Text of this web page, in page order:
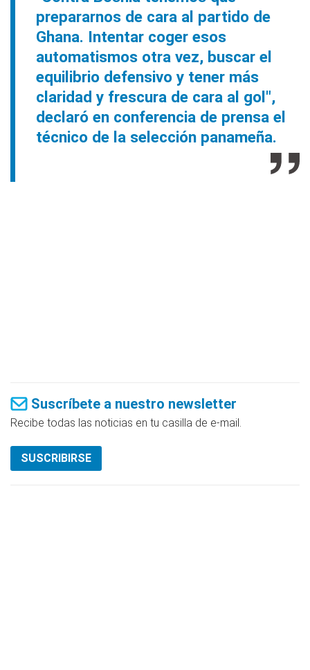
prepararnos de cara al partido de
Ghana. Intentar coger esos
automatismos otra vez, buscar el
equilibrio defensivo y tener más
claridad y frescura de cara al gol",
declaró en conferencia de prensa el
técnico de la selección panameña.
Suscríbete a nuestro newsletter
Recibe todas las noticias en tu casilla de e-mail.
SUSCRIBIRSE